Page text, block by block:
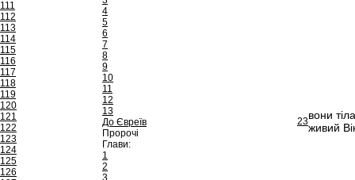
111
112
113
114
115
116
117
118
119
120
121
122
123
124
125
126
4
5
6
7
8
9
10
11
12
13
До Євреїв
Пророчі
Глави:
1
2
3
23вони
живий